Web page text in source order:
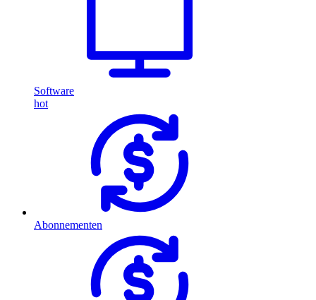
Software
hot
Abonnementen